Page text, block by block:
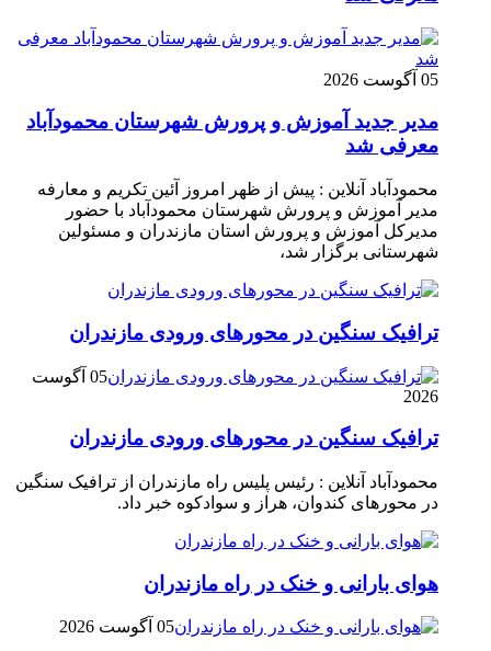
05 آگوست 2026
مدیر جدید آموزش و پرورش شهرستان محمودآباد
معرفی شد
محمودآباد آنلاین : پیش از ظهر امروز آئین تکریم و معارفه
مدیر آموزش و پرورش شهرستان محمودآباد با حضور
مدیرکل آموزش و پرورش استان مازندران و مسئولین
شهرستانی برگزار شد،
ترافیک سنگین در محور‌های ورودی مازندران
05 آگوست
2026
ترافیک سنگین در محور‌های ورودی مازندران
محمودآباد آنلاین : رئیس پلیس راه مازندران از ترافیک سنگین
در محور‌های کندوان، هراز و سوادکوه خبر داد.
هوای بارانی و خنک در راه مازندران
05 آگوست 2026